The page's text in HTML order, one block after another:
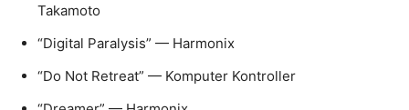
Takamoto
“Digital Paralysis” — Harmonix
“Do Not Retreat” — Komputer Kontroller